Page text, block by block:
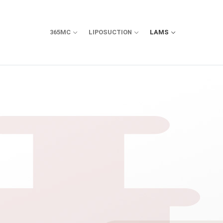
365MC LIPOSUCTION LAMS